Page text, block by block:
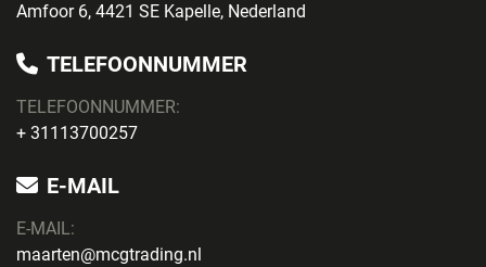
Amfoor 6, 4421 SE Kapelle, Nederland
TELEFOONNUMMER
TELEFOONNUMMER:
+ 31113700257
E-MAIL
E-MAIL:
maarten@mcgtrading.nl